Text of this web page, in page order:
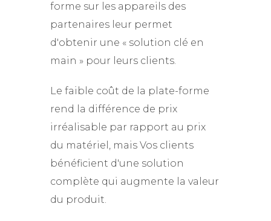
forme sur les appareils des
partenaires leur permet
d'obtenir une « solution clé en
main » pour leurs clients.
Le faible coût de la plate-forme
rend la différence de prix
irréalisable par rapport au prix
du matériel, mais Vos clients
bénéficient d'une solution
complète qui augmente la valeur
du produit.